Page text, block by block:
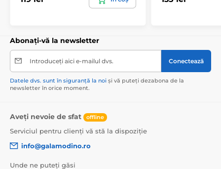
Abonați-vă la newsletter
Introduceți aici e-mailul dvs. Conectează
Datele dvs. sunt în siguranță la noi și vă puteți dezabona de la
newsletter în orice moment.
Aveți nevoie de sfat offline
Serviciul pentru clienți vă stă la dispoziție
info@galamodino.ro
Unde ne puteți găsi